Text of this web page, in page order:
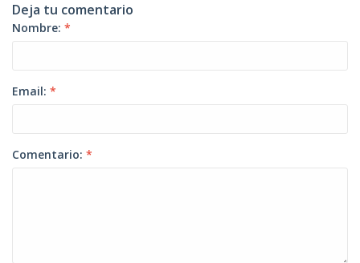
Deja tu comentario
Nombre: *
Email: *
Comentario: *